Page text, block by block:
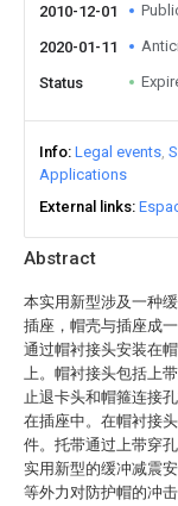
Abstract
本实用新型涉及一种
插座，帽壳与插座成
通过帽衬接头安装在
上。帽衬接头包括上
止退卡头和帽箍连接
在插座中。在帽衬接
件。托带通过上带穿
实用新型的缓冲减震
等外力对防护帽的冲
2010-12-01
2020-01-11
Status
Info Legal events
Applications
External links